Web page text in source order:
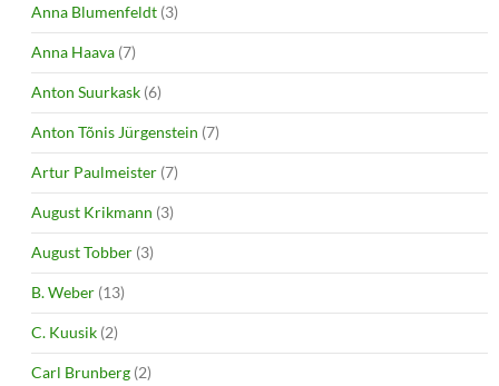
Anna Blumenfeldt (3)
Anna Haava (7)
Anton Suurkask (6)
Anton Tõnis Jürgenstein (7)
Artur Paulmeister (7)
August Krikmann (3)
August Tobber (3)
B. Weber (13)
C. Kuusik (2)
Carl Brunberg (2)